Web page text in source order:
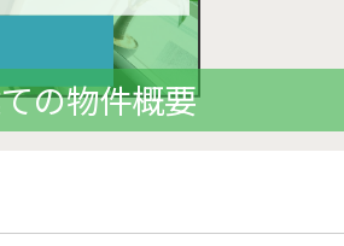
の物件概要